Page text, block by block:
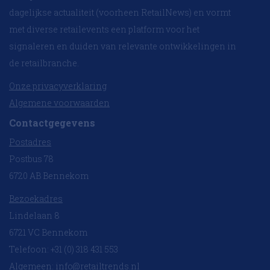
dagelijkse actualiteit (voorheen RetailNews) en vormt
met diverse retailevents een platform voor het
signaleren en duiden van relevante ontwikkelingen in
de retailbranche.
Onze privacyverklaring
Algemene voorwaarden
Contactgegevens
Postadres
Postbus 78
6720 AB Bennekom
Bezoekadres
Lindelaan 8
6721 VC Bennekom
Telefoon: +31 (0) 318 431 553
Algemeen: info@retailtrends.nl